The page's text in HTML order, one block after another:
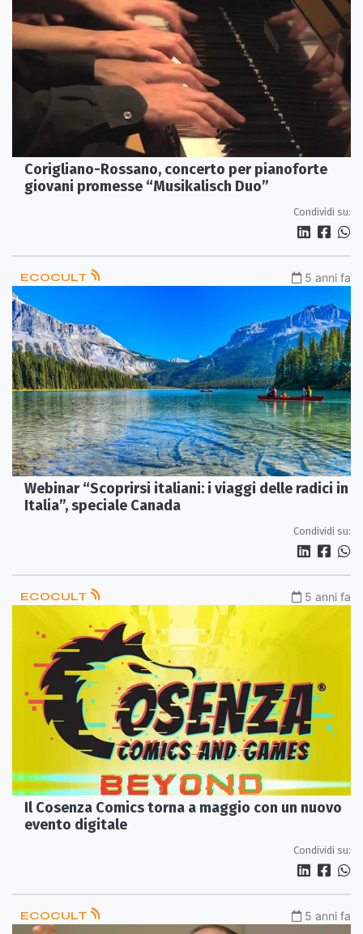
Corigliano-Rossano, concerto per pianoforte
giovani promesse “Musikalisch Duo”
Condividi su:
ECOCULT 5 anni fa
Webinar “Scoprirsi italiani: i viaggi delle radici in
Italia”, speciale Canada
Condividi su:
ECOCULT 5 anni fa
Il Cosenza Comics torna a maggio con un nuovo
evento digitale
Condividi su:
ECOCULT 5 anni fa